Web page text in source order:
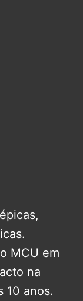
MCU em
na
10 anos.